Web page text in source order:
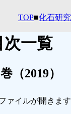
TOP■化石研
一覧
2019）
ァイルが開きます